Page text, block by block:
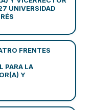
UNIVERSIDAD
FRENTES
PARA LA
Y